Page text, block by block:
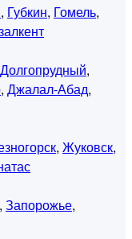
, Губкин, Гомель,
Долгопрудный,
, Джалал-Абад,
, Жуковск,
, Запорожье,